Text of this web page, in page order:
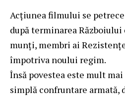
Acțiunea filmului se
după terminarea
munți, membri ai
împotriva noului regim.
Însă povestea este mult
simplă confruntare armată,